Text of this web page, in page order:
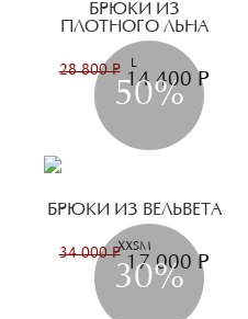
БРЮКИ ИЗ
ПЛОТНОГО ЛЬНА
28 800 Р14 400 Р
L
50%
БРЮКИ ИЗ ВЕЛЬВЕТА
34 000 Р17 000 Р
XXSM
30%